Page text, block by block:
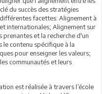
du succès des stratégies
facettes: Alignement à
internationales; Alignement sur
et la recherche d'un
le contenu spécifique à la
pour enseigner les valeurs;
communautés et leurs
est réalisée à travers l’école